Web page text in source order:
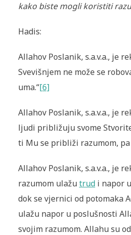
kako biste mogli koristiti
Hadis:
Allahov Poslanik, s.a.v.a., je
Svevišnjem ne može se
uma.“[6]
Allahov Poslanik, s.a.v.a., je
ljudi približuju svome
ti Mu se približi razumom, pa
Allahov Poslanik, s.a.v.a., je
razumom ulažutrudi napor
dok se vjernici od potomaka
ulažu napor u poslušnosti
svojim razumom. Allahu su